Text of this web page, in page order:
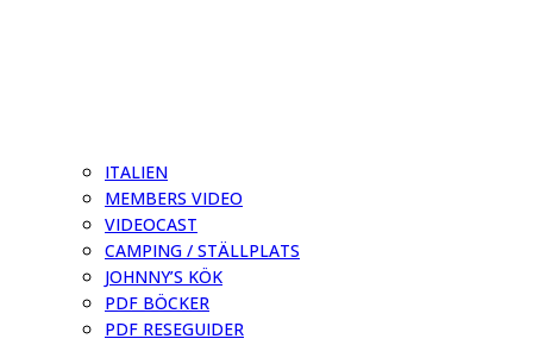
ITALIEN
MEMBERS VIDEO
VIDEOCAST
CAMPING / STÄLLPLATS
JOHNNY’S KÖK
PDF BÖCKER
PDF RESEGUIDER